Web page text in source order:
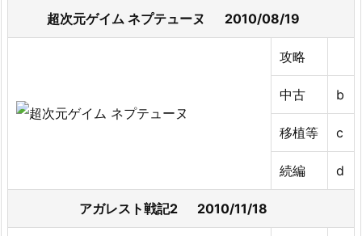
超次元ゲイム ネプテューヌ 2010/08/19
攻略
中古 b
移植等 c
続編 d
アガレスト戦記2 2010/11/18